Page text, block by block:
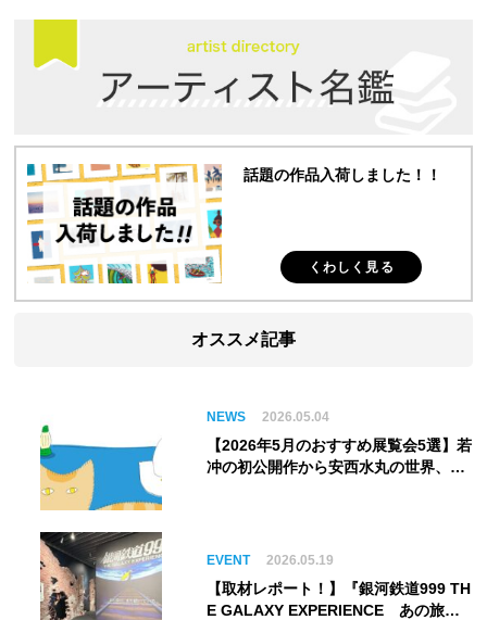
話題の作品入荷しました！！
くわしく見る
オススメ記事
NEWS 2026.05.04
【2026年5月のおすすめ展覧会5選】若
冲の初公開作から安西水丸の世界、そ
EVENT 2026.05.19
【取材レポート！】『銀河鉄道999 TH
E GALAXY EXPERIENCE あの旅